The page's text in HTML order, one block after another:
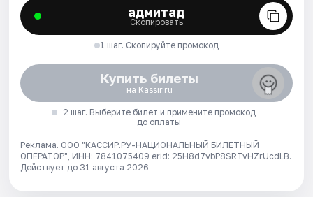
адмитад
Скопировать
1 шаг. Скопируйте промокод
Купить билеты
на Kassir.ru
2 шаг. Выберите билет и примените промокод
до оплаты
Реклама. ООО "КАССИР.РУ-НАЦИОНАЛЬНЫЙ БИЛЕТНЫЙ
ОПЕРАТОР", ИНН: 7841075409 erid: 25H8d7vbP8SRTvHZrUcdLB.
Действует до 31 августа 2026